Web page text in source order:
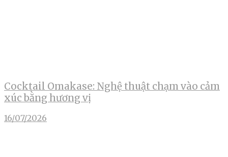
Cocktail Omakase: Nghệ thuật chạm vào cảm
xúc bằng hương vị
16/07/2026